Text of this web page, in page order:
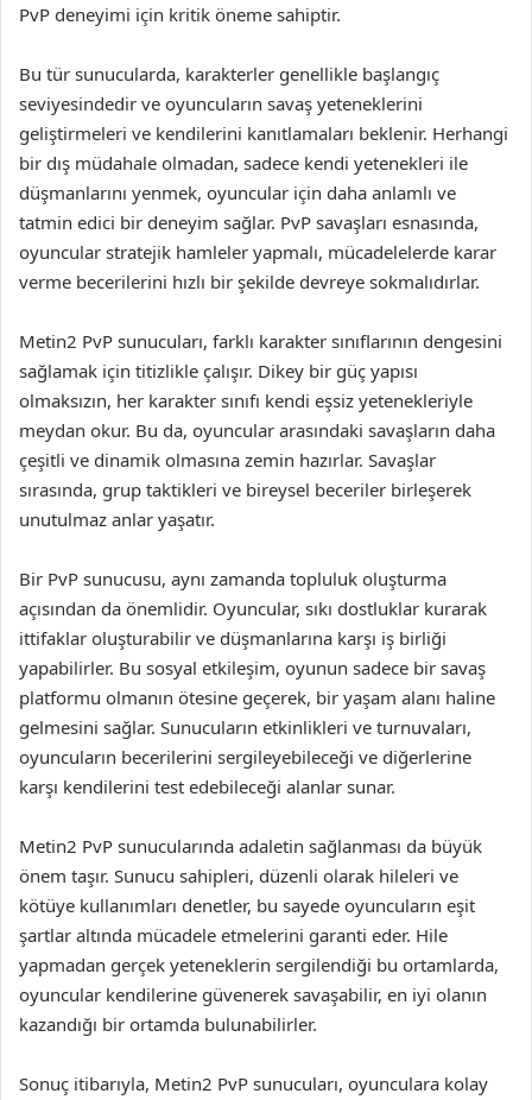
PvP deneyimi için kritik öneme sahiptir.
Bu tür sunucularda, karakterler genellikle başlangıç
seviyesindedir ve oyuncuların savaş yeteneklerini
geliştirmeleri ve kendilerini kanıtlamaları beklenir. Herhangi
bir dış müdahale olmadan, sadece kendi yetenekleri ile
düşmanlarını yenmek, oyuncular için daha anlamlı ve
tatmin edici bir deneyim sağlar. PvP savaşları esnasında,
oyuncular stratejik hamleler yapmalı, mücadelelerde karar
verme becerilerini hızlı bir şekilde devreye sokmalıdırlar.
Metin2 PvP sunucuları, farklı karakter sınıflarının dengesini
sağlamak için titizlikle çalışır. Dikey bir güç yapısı
olmaksızın, her karakter sınıfı kendi eşsiz yetenekleriyle
meydan okur. Bu da, oyuncular arasındaki savaşların daha
çeşitli ve dinamik olmasına zemin hazırlar. Savaşlar
sırasında, grup taktikleri ve bireysel beceriler birleşerek
unutulmaz anlar yaşatır.
Bir PvP sunucusu, aynı zamanda topluluk oluşturma
açısından da önemlidir. Oyuncular, sıkı dostluklar kurarak
ittifaklar oluşturabilir ve düşmanlarına karşı iş birliği
yapabilirler. Bu sosyal etkileşim, oyunun sadece bir savaş
platformu olmanın ötesine geçerek, bir yaşam alanı haline
gelmesini sağlar. Sunucuların etkinlikleri ve turnuvaları,
oyuncuların becerilerini sergileyebileceği ve diğerlerine
karşı kendilerini test edebileceği alanlar sunar.
Metin2 PvP sunucularında adaletin sağlanması da büyük
önem taşır. Sunucu sahipleri, düzenli olarak hileleri ve
kötüye kullanımları denetler, bu sayede oyuncuların eşit
şartlar altında mücadele etmelerini garanti eder. Hile
yapmadan gerçek yeteneklerin sergilendiği bu ortamlarda,
oyuncular kendilerine güvenerek savaşabilir, en iyi olanın
kazandığı bir ortamda bulunabilirler.
Sonuç itibarıyla, Metin2 PvP sunucuları, oyunculara kolay